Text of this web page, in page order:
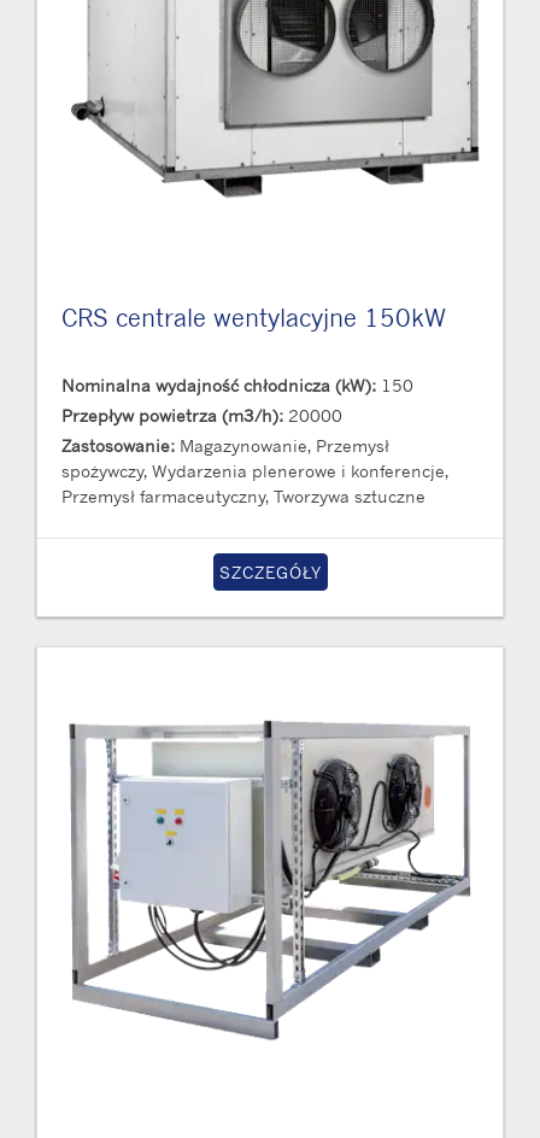
CRS centrale wentylacyjne 150kW
Nominalna wydajność chłodnicza (kW): 150
Przepływ powietrza (m3/h): 20000
Zastosowanie: Magazynowanie, Przemysł
spożywczy, Wydarzenia plenerowe i konferencje,
Przemysł farmaceutyczny, Tworzywa sztuczne
SZCZEGÓŁY